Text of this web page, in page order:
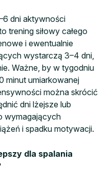
dni aktywności
trening siłowy całego
i ewentualnie
wystarczą 3–4 dni,
Ważne, by w tygodniu
minut umiarkowanej
można skrócić
dni lżejsze lub
wymagających
i spadku motywacji.
dla spalania